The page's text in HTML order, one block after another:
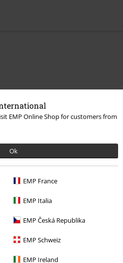
EMP Online Shop for customers from
Ok
EMP France
EMP Italia
EMP Česká Republika
EMP Schweiz
EMP Ireland